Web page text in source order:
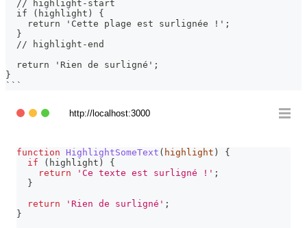
  // highlight-start
  if (highlight) {
    return 'Cette plage est surlignée !';
  }
  // highlight-end
  return 'Rien de surligné';
}
```
http://localhost:3000
function HighlightSomeText ( highlight )
{
if
( highlight )
{
return
'Ce texte est surligné !' ;
}
return
'Rien de surligné' ;
}